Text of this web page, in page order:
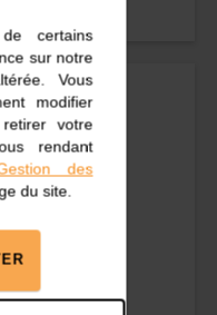
certains
sur notre
Vous
modifier
votre
rendant
des
du site.